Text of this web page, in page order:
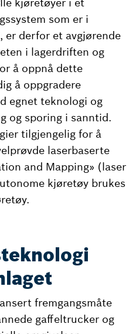
som er i
er derfor et avgjørende
i lagerdriften og
å oppnå dette
å oppgradere
egnet teknologi og
og sporing i sanntid.
tilgjengelig for å
laserbaserte
and Mapping» (laser
kjøretøy brukes
fremgangsmåte
gaffeltrucker og